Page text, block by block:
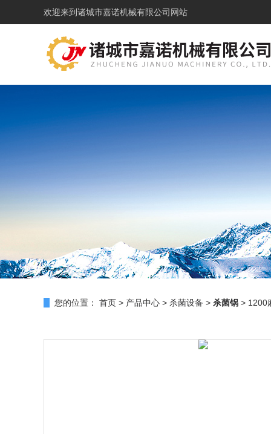
欢迎来到 诸城市嘉诺机械有限公司网站
您的位置： 首页 > 产品中心 > 杀菌设备 > 杀菌锅 > 1200